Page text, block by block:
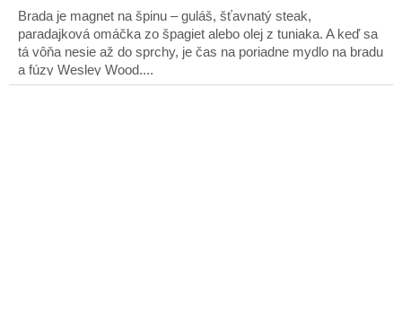
Brada je magnet na špinu – guláš, šťavnatý steak,
paradajková omáčka zo špagiet alebo olej z tuniaka. A keď sa
tá vôňa nesie až do sprchy, je čas na poriadne mydlo na bradu
a fúzy Wesley Wood....